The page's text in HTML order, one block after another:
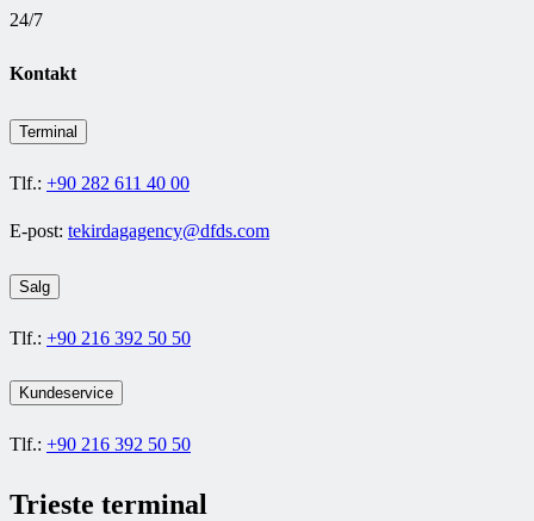
24/7
Kontakt
Terminal
Tlf.: +90 282 611 40 00
E-post: tekirdagagency@dfds.com
Salg
Tlf.: +90 216 392 50 50
Kundeservice
Tlf.: +90 216 392 50 50
Trieste terminal